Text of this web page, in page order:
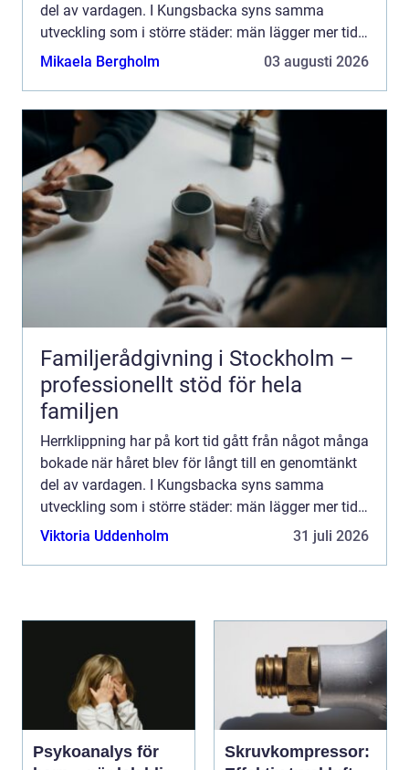
del av vardagen. I Kungsbacka syns samma
utveckling som i större städer: män lägger mer tid
på stil, hår och skägg. En bra herrklippning handlar
Mikaela Bergholm 03 augusti 2026
Familjerådgivning i Stockholm –
professionellt stöd för hela
familjen
Herrklippning har på kort tid gått från något många
bokade när håret blev för långt till en genomtänkt
del av vardagen. I Kungsbacka syns samma
utveckling som i större städer: män lägger mer tid
på stil, hår och skägg. En bra herrklippning handlar
Viktoria Uddenholm 31 juli 2026
Psykoanalys för
Skruvkompressor: